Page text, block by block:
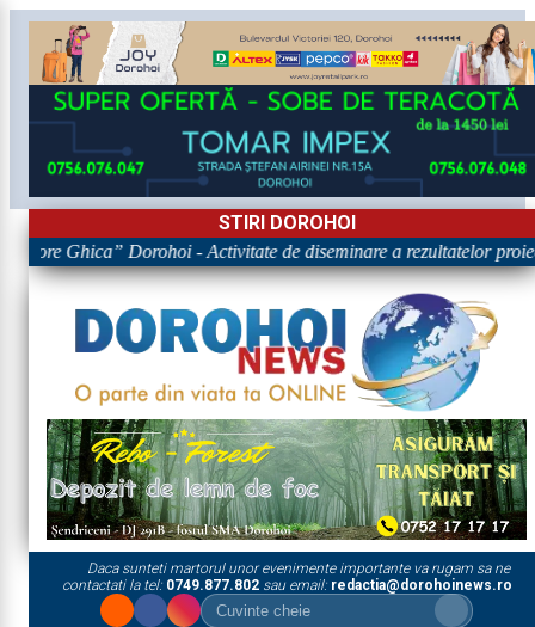
STIRI DOROHOI
Ghica” Dorohoi - Activitate de diseminare a rezultatelor
Daca sunteti martorul unor evenimente importante va rugam sa ne
contactati la tel: 0749.877.802sau email: redactia@dorohoinews.ro